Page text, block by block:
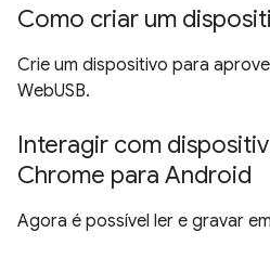
Como criar um
Crie um dispositivo para
WebUSB.
Interagir com
Chrome para Android
Agora é possível ler e gravar